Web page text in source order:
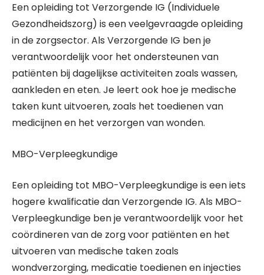
Een opleiding tot Verzorgende IG (Individuele
Gezondheidszorg) is een veelgevraagde opleiding
in de zorgsector. Als Verzorgende IG ben je
verantwoordelijk voor het ondersteunen van
patiënten bij dagelijkse activiteiten zoals wassen,
aankleden en eten. Je leert ook hoe je medische
taken kunt uitvoeren, zoals het toedienen van
medicijnen en het verzorgen van wonden.
MBO-Verpleegkundige
Een opleiding tot MBO-Verpleegkundige is een iets
hogere kwalificatie dan Verzorgende IG. Als MBO-
Verpleegkundige ben je verantwoordelijk voor het
coördineren van de zorg voor patiënten en het
uitvoeren van medische taken zoals
wondverzorging, medicatie toedienen en injecties